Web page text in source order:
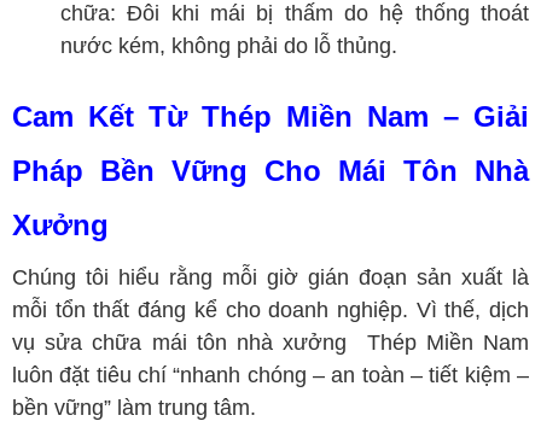
chữa: Đôi khi mái bị thấm do hệ thống thoát
nước kém, không phải do lỗ thủng.
Cam Kết Từ Thép Miền Nam – Giải
Pháp Bền Vững Cho Mái Tôn Nhà
Xưởng
Chúng tôi hiểu rằng mỗi giờ gián đoạn sản xuất là
mỗi tổn thất đáng kể cho doanh nghiệp. Vì thế, dịch
vụ sửa chữa mái tôn nhà xưởng Thép Miền Nam
luôn đặt tiêu chí “nhanh chóng – an toàn – tiết kiệm –
bền vững” làm trung tâm.